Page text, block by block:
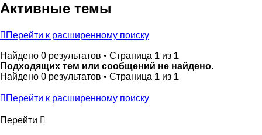
Активные темы
Перейти к расширенному поиску
Найдено 0 результатов • Страница 1 из 1
Подходящих тем или сообщений не найдено.
Найдено 0 результатов • Страница 1 из 1
Перейти к расширенному поиску
Перейти